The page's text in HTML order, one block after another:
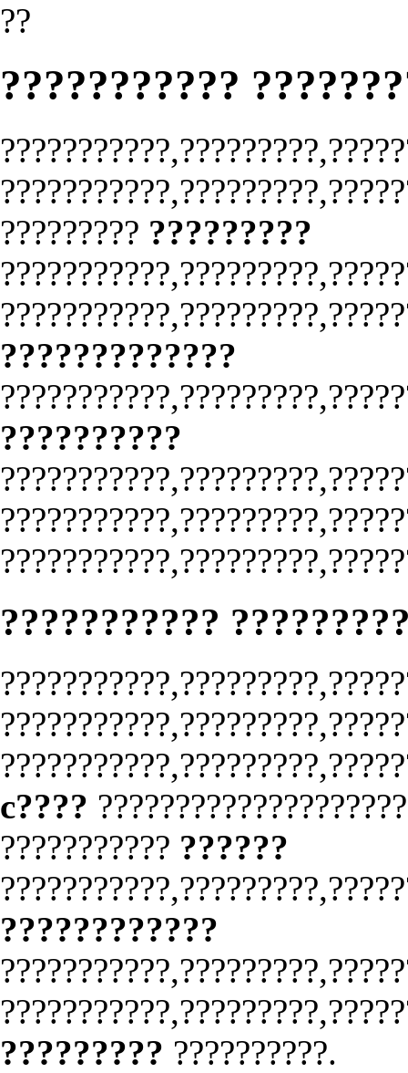
??
???????????
????????? ?????????
?????????????
??????????
???????????
c????
??????????? ??????
????????????
????????? ??????????.